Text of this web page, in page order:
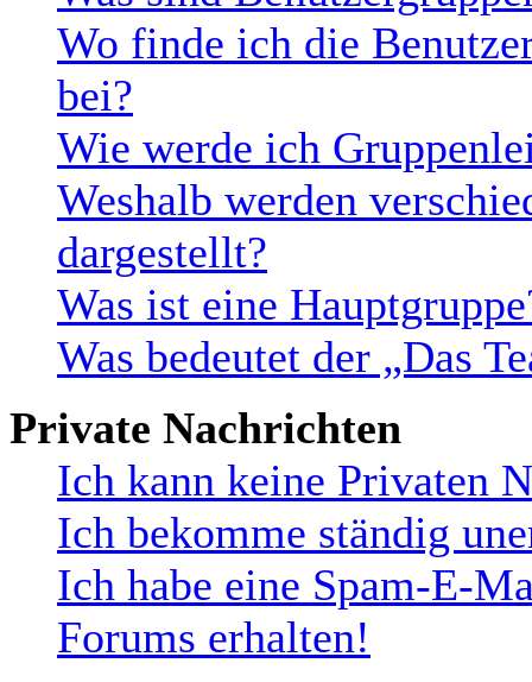
Wo finde ich die
bei?
Wie werde ich
Weshalb werden
dargestellt?
Was ist eine
Was bedeutet der „Das
Private Nachrichten
Ich kann keine Privaten
Ich bekomme ständig
Ich habe eine Spam-E-
Forums erhalten!